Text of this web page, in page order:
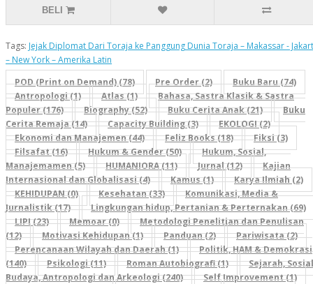
BELI
Tags: Jejak Diplomat Dari Toraja ke Panggung Dunia Toraja – Makassar -
– New York – Amerika Latin
POD (Print on Demand) (78)
Pre Order (2)
Buku Baru (74)
Antropologi (1)
Atlas (1)
Bahasa, Sastra Klasik & Sastra
Populer (176)
Biography (52) Buku Cerita Anak (21)
Buku
Cerita Remaja (14)
Capacity Building (3)
EKOLOGI (2)
Ekonomi dan Manajemen (44)
Feliz Books (18)
Fiksi (3)
Filsafat (16)
Hukum & Gender (50)
Hukum, Sosial,
Manajemamen (5)
HUMANIORA (11) Jurnal (12)
Kajian
Internasional dan Globalisasi (4)
Kamus (1)
Karya Ilmiah (2)
KEHIDUPAN (0)
Kesehatan (33)
Komunikasi, Media &
Jurnalistik (17)
Lingkungan hidup, Pertanian & Perternakan (69)
LIPI (23)
Memoar (0)
Metodologi Penelitian dan Penulisan
(12)
Motivasi Kehidupan (1) Panduan (2)
Pariwisata (2)
Perencanaan Wilayah dan Daerah (1)
Politik, HAM & Demokrasi
(140)
Psikologi (11) Roman Autobiografi (1)
Sejarah,
Budaya, Antropologi dan Arkeologi (240)
Self Improvement (1)